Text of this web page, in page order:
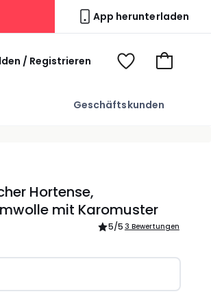
App herunterladen
Geschäftskunden
/ Registrieren
Voir
Zum
Hortense,
mit Karomuster
5/5 3 Bewertungen